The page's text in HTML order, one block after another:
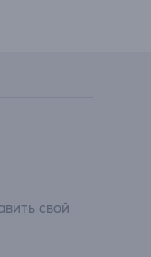
свой